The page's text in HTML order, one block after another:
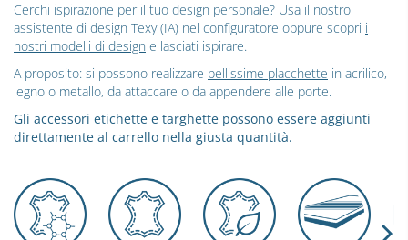
Cerchi ispirazione per il tuo design personale? Usa il nostro
assistente di design Texy (IA) nel configuratore oppure scopri i
nostri modelli di design e lasciati ispirare.
A proposito: si possono realizzare bellissime placchette in acrilico,
legno o metallo, da attaccare o da appendere alle porte.
Gli accessori etichette e targhette possono essere aggiunti
direttamente al carrello nella giusta quantità.